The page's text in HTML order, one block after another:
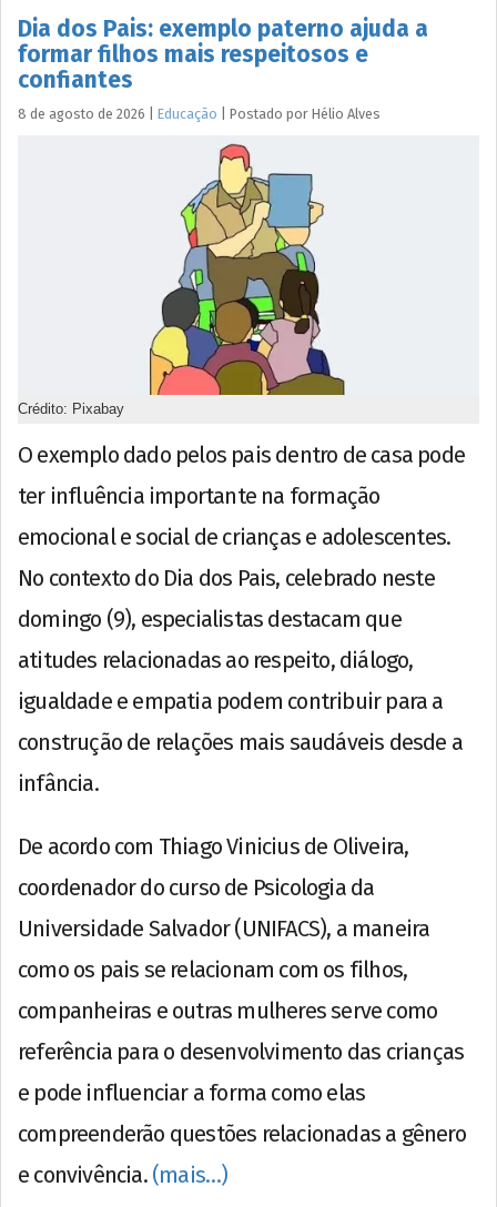
Dia dos Pais: exemplo paterno ajuda a
formar filhos mais respeitosos e
confiantes
8 de agosto de 2026 Educação Postado por Hélio Alves
Crédito: Pixabay
O exemplo dado pelos pais dentro de casa pode
ter influência importante na formação
emocional e social de crianças e adolescentes.
No contexto do Dia dos Pais, celebrado neste
domingo (9), especialistas destacam que
atitudes relacionadas ao respeito, diálogo,
igualdade e empatia podem contribuir para a
construção de relações mais saudáveis desde a
infância.
De acordo com Thiago Vinicius de Oliveira,
coordenador do curso de Psicologia da
Universidade Salvador (UNIFACS), a maneira
como os pais se relacionam com os filhos,
companheiras e outras mulheres serve como
referência para o desenvolvimento das crianças
e pode influenciar a forma como elas
compreenderão questões relacionadas a gênero
e convivência. (mais…)